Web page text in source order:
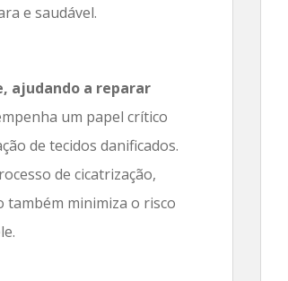
e saudável.
ajudando a reparar
um papel crítico
de tecidos danificados.
de cicatrização,
também minimiza o risco